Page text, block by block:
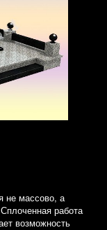
не массово, а
работа
возможность